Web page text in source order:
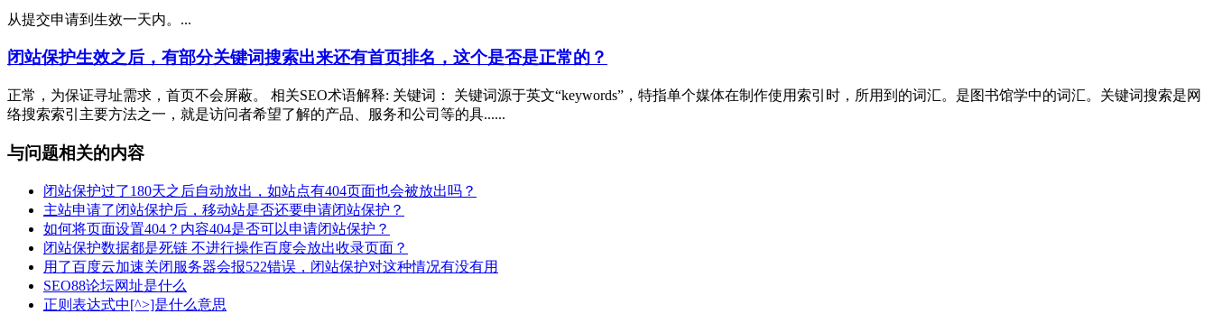
从提交申请到生效一天内。...
闭站保护生效之后，有部分关键词搜索出来还有首页排名，这个是否是正常的？
正常，为保证寻址需求，首页不会屏蔽。 相关SEO术语解释: 关键词： 关键词源于英文“keywords”，特指单个媒体在制作使用索引时，所用到的词汇。是图书馆学中的词汇。关键词搜索是网
络搜索索引主要方法之一，就是访问者希望了解的产品、服务和公司等的具......
与问题相关的内容
闭站保护过了180天之后自动放出，如站点有404页面也会被放出吗？
主站申请了闭站保护后，移动站是否还要申请闭站保护？
如何将页面设置404？内容404是否可以申请闭站保护？
闭站保护数据都是死链 不进行操作百度会放出收录页面？
用了百度云加速关闭服务器会报522错误，闭站保护对这种情况有没有用
SEO88论坛网址是什么
正则表达式中[^>]是什么意思